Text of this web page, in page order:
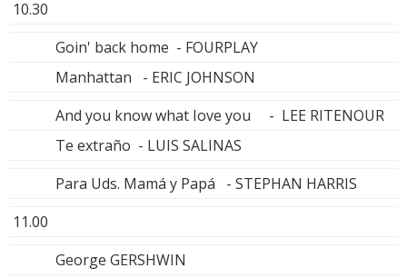
10.30
Goin' back home - FOURPLAY
Manhattan - ERIC JOHNSON
And you know what Iove you - LEE RITENOUR
Te extraño - LUIS SALINAS
Para Uds. Mamá y Papá - STEPHAN HARRIS
11.00
George GERSHWIN